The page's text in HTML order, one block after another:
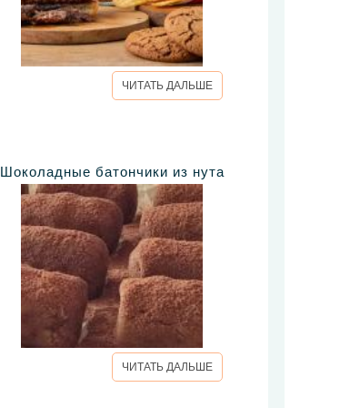
ЧИТАТЬ ДАЛЬШЕ
Шоколадные батончики из нута
ЧИТАТЬ ДАЛЬШЕ